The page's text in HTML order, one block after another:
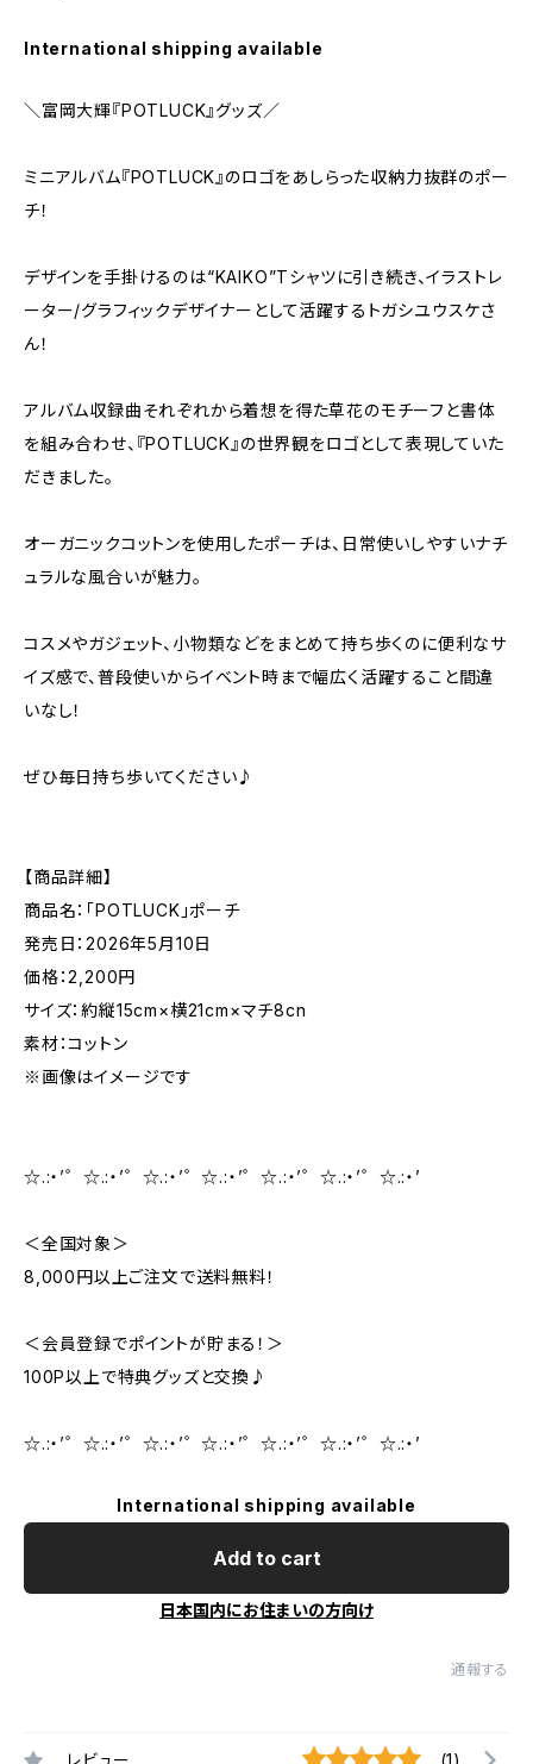
International shipping available
＼富岡大輝『POTLUCK』グッズ／
ミニアルバム『POTLUCK』のロゴをあしらった収納力抜群のポー
チ！
デザインを手掛けるのは“KAIKO”Tシャツに引き続き、イラストレ
ーター/グラフィックデザイナーとして活躍するトガシユウスケさ
ん！
アルバム収録曲それぞれから着想を得た草花のモチーフと書体
を組み合わせ、『POTLUCK』の世界観をロゴとして表現していた
だきました。
オーガニックコットンを使用したポーチは、日常使いしやすいナチ
ュラルな風合いが魅力。
コスメやガジェット、小物類などをまとめて持ち歩くのに便利なサ
イズ感で、普段使いからイベント時まで幅広く活躍すること間違
いなし！
ぜひ毎日持ち歩いてください♪
【商品詳細】
商品名：「POTLUCK」ポーチ
発売日：2026年5月10日
価格：2,200円
サイズ：約縦15cm×横21cm×マチ8cn
素材：コットン
※画像はイメージです
☆.:・’゜☆.:・’゜☆.:・’゜☆.:・’゜☆.:・’゜☆.:・’゜☆.:・’
＜全国対象＞
8,000円以上ご注文で送料無料！
＜会員登録でポイントが貯まる！＞
100P以上で特典グッズと交換♪
☆.:・’゜☆.:・’゜☆.:・’゜☆.:・’゜☆.:・’゜☆.:・’゜☆.:・’
International shipping available
Add to cart
日本国内にお住まいの方向け
通報する
レビュー (1)